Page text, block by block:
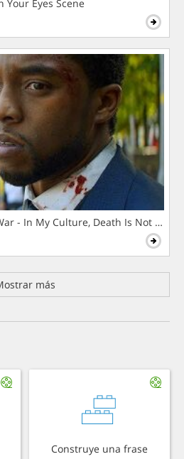
Your Eyes Scene
- In My Culture, Death Is Not The
más
Construye una frase